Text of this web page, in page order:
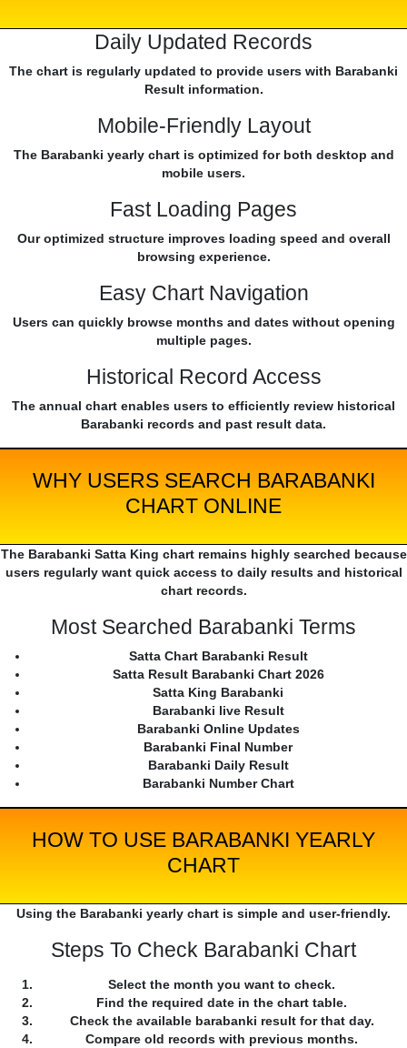
Daily Updated Records
The chart is regularly updated to provide users with Barabanki
Result information.
Mobile-Friendly Layout
The Barabanki yearly chart is optimized for both desktop and
mobile users.
Fast Loading Pages
Our optimized structure improves loading speed and overall
browsing experience.
Easy Chart Navigation
Users can quickly browse months and dates without opening
multiple pages.
Historical Record Access
The annual chart enables users to efficiently review historical
Barabanki records and past result data.
WHY USERS SEARCH BARABANKI
CHART ONLINE
The Barabanki Satta King chart remains highly searched because
users regularly want quick access to daily results and historical
chart records.
Most Searched Barabanki Terms
Satta Chart Barabanki Result
Satta Result Barabanki Chart 2026
Satta King Barabanki
Barabanki live Result
Barabanki Online Updates
Barabanki Final Number
Barabanki Daily Result
Barabanki Number Chart
HOW TO USE BARABANKI YEARLY
CHART
Using the Barabanki yearly chart is simple and user-friendly.
Steps To Check Barabanki Chart
Select the month you want to check.
Find the required date in the chart table.
Check the available barabanki result for that day.
Compare old records with previous months.